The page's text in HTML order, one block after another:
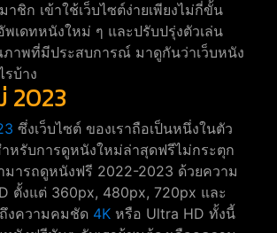
าชิก เข้าใช้เว็บไซต์ง่ายเพียงไม่กี่ขั้น
เดทหนังใหม่ ๆ และปรับปรุ่งตัวเล่น
าพที่มีประสบการณ์ มาดูกันว่าเว็บหนัง
รบ้าง
2023
ซึ่งเว็บไซต์ ของเราถือเป็นหนึ่งในตัว
หรับการดูหนังใหม่ล่าสุดฟรีไม่กระตุก
มารถดูหนังฟรี 2022-2023 ด้วยความ
ตั้งแต่ 360px, 480px, 720px และ
งความคมชัด 4K หรือ Ultra HD ทั้งนี้